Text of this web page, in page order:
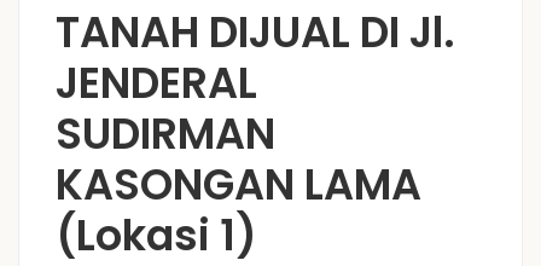
TANAH DIJUAL DI Jl.
JENDERAL
SUDIRMAN
KASONGAN LAMA
(Lokasi 1)